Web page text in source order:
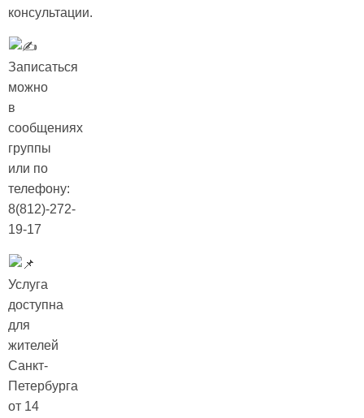
консультации.
Записаться
можно
в
сообщениях
группы
или по
телефону:
8(812)-272-
19-17
Услуга
доступна
для
жителей
Санкт-
Петербурга
от 14